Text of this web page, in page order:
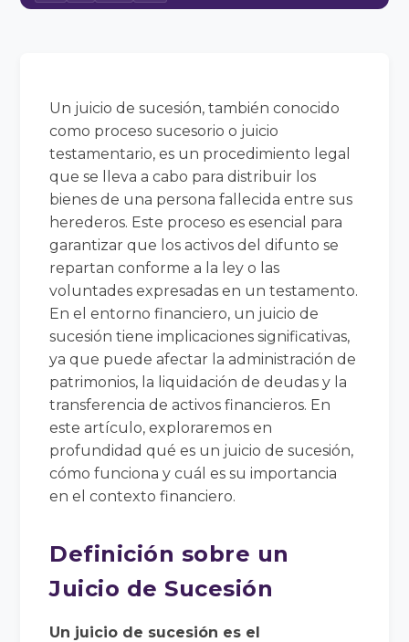
Un juicio de sucesión, también conocido
como proceso sucesorio o juicio
testamentario, es un procedimiento legal
que se lleva a cabo para distribuir los
bienes de una persona fallecida entre sus
herederos. Este proceso es esencial para
garantizar que los activos del difunto se
repartan conforme a la ley o las
voluntades expresadas en un testamento.
En el entorno financiero, un juicio de
sucesión tiene implicaciones significativas,
ya que puede afectar la administración de
patrimonios, la liquidación de deudas y la
transferencia de activos financieros. En
este artículo, exploraremos en
profundidad qué es un juicio de sucesión,
cómo funciona y cuál es su importancia
en el contexto financiero.
Definición sobre un
Juicio de Sucesión
Un juicio de sucesión es el